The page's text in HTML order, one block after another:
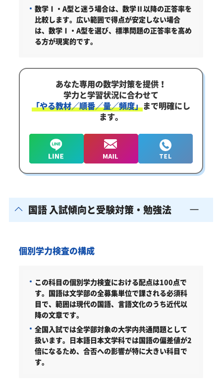
数学Ⅰ・A型と迷う場合は、数学Ⅱ以降の正答率を
比較します。広い範囲で得点が安定しない場合
は、数学Ⅰ・A型を選び、標準問題の正答率を高め
る方が現実的です。
あなた専用の数学対策を提供！
学力と学習状況に合わせて
「やる教材／順番／量／頻度」まで明確にし
ます。
国語 入試傾向と受験対策・勉強法
個別学力検査の構成
この科目の個別学力検査における配点は100点で
す。 国語は文学部の全募集単位で課される必須科
目で、範囲は現代の国語、言語文化のうち近代以
降の文章です。
全国入試では全学部対象の大学内共通問題として
扱います。日本語日本文学科では国語の偏差値が2
倍になるため、合否への影響が特に大きい科目で
す。